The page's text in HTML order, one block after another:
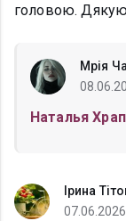
головою.
Мрія
Наталья
Ірина